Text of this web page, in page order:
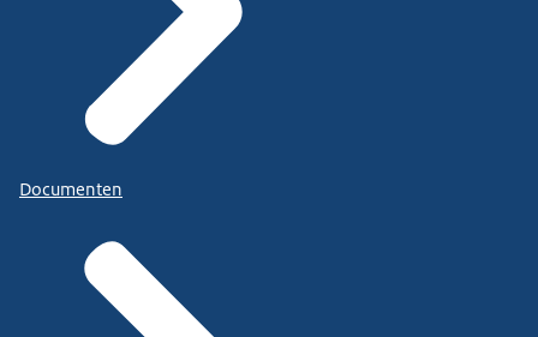
Documenten